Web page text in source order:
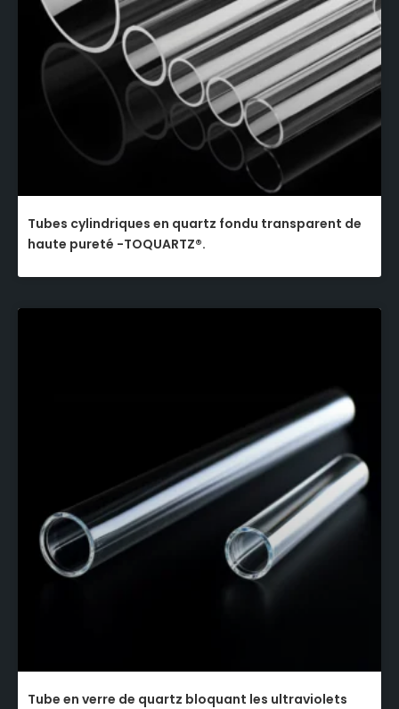
Tubes cylindriques en quartz fondu transparent de
haute pureté -TOQUARTZ®.
Tube en verre de quartz bloquant les ultraviolets